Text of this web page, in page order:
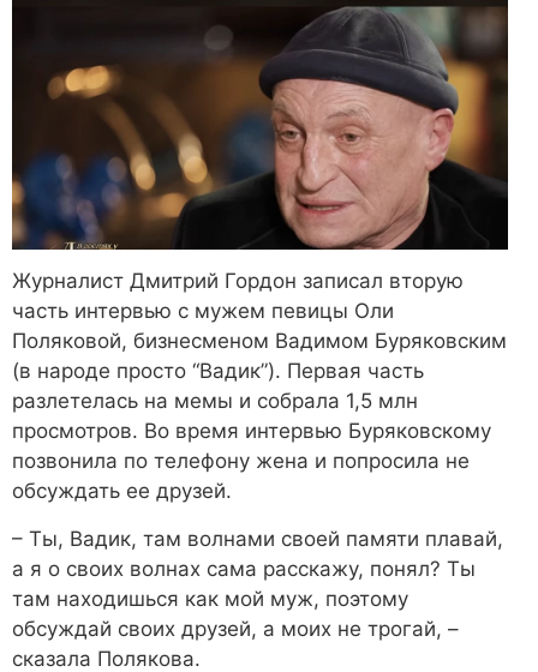
Журналист Дмитрий Гордон записал вторую
часть интервью с мужем певицы Оли
Поляковой, бизнесменом Вадимом Буряковским
(в народе просто “Вадик”). Первая часть
разлетелась на мемы и собрала 1,5 млн
просмотров. Во время интервью Буряковскому
позвонила по телефону жена и попросила не
обсуждать ее друзей.
– Ты, Вадик, там волнами своей памяти плавай,
а я о своих волнах сама расскажу, понял? Ты
там находишься как мой муж, поэтому
обсуждай своих друзей, а моих не трогай, –
сказала Полякова.